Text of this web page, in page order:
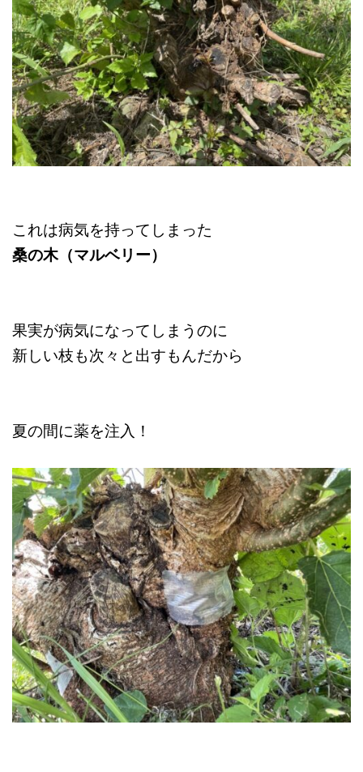
これは病気を持ってしまった
桑の木（マルベリー）
果実が病気になってしまうのに
新しい枝も次々と出すもんだから
夏の間に薬を注入！